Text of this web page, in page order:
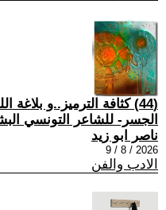
(44) كثافة الترميز..و
الجسر- للشاعر التونسي
ناصر ابو زيد
2026 / 8 / 9
الادب والفن